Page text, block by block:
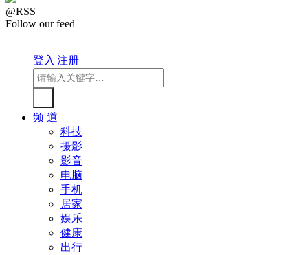
@RSS
Follow our feed
登入|注册
频 道
科技
摄影
影音
电脑
手机
居家
娱乐
健康
出行